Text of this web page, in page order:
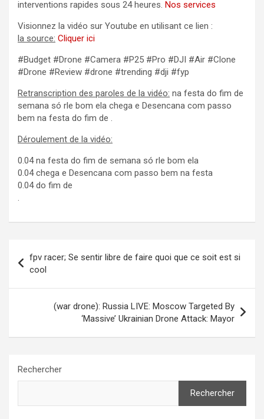
interventions rapides sous 24 heures. Nos services
Visionnez la vidéo sur Youtube en utilisant ce lien :
la source: Cliquer ici
#Budget #Drone #Camera #P25 #Pro #DJI #Air #Clone
#Drone #Review #drone #trending #dji #fyp
Retranscription des paroles de la vidéo: na festa do fim de
semana só rle bom ela chega e Desencana com passo
bem na festa do fim de .
Déroulement de la vidéo:
0.04 na festa do fim de semana só rle bom ela
0.04 chega e Desencana com passo bem na festa
0.04 do fim de
.
de
l’article
fpv racer; Se sentir libre de faire quoi que ce soit est si
cool
(war drone): Russia LIVE: Moscow Targeted By
‘Massive’ Ukrainian Drone Attack: Mayor
Rechercher
Rechercher